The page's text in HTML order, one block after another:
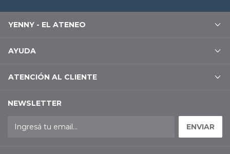
YENNY - EL ATENEO
AYUDA
ATENCIÓN AL CLIENTE
NEWSLETTER